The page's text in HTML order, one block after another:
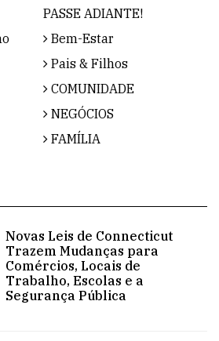
PASSE ADIANTE!
Bem-Estar
Pais & Filhos
COMUNIDADE
NEGÓCIOS
FAMÍLIA
Novas Leis de Connecticut
Trazem Mudanças para
Comércios, Locais de
Trabalho, Escolas e a
Segurança Pública